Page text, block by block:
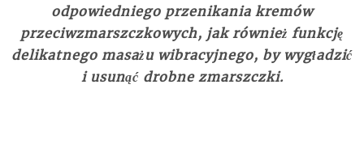
odpowiedniego przenikania kremów
przeciwzmarszczkowych, jak również funkcję
delikatnego masażu wibracyjnego, by wygładzić
i usunąć drobne zmarszczki.